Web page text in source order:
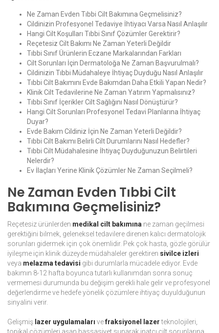
Ne Zaman Evden Tıbbi Cilt Bakımına Geçmelisiniz?
Cildinizin Profesyonel Tedaviye İhtiyacı Varsa Nasıl Anlaşılır
Hangi Cilt Koşulları Tıbbi Sınıf Çözümler Gerektirir?
Reçetesiz Cilt Bakımı Ne Zaman Yeterli Değildir
Tıbbi Sınıf Ürünlerin Eczane Markalarından Farkları
Cilt Sorunları İçin Dermatoloğa Ne Zaman Başvurulmalı?
Cildinizin Tıbbi Müdahaleye İhtiyaç Duyduğu Nasıl Anlaşılır
Tıbbi Cilt Bakımını Evde Bakımdan Daha Etkili Yapan Nedir?
Klinik Cilt Tedavilerine Ne Zaman Yatırım Yapmalısınız?
Tıbbi Sınıf İçerikler Cilt Sağlığını Nasıl Dönüştürür?
Hangi Cilt Sorunları Profesyonel Tedavi Planlarına İhtiyaç
Duyar?
Evde Bakım Cildiniz İçin Ne Zaman Yeterli Değildir?
Tıbbi Cilt Bakımı Belirli Cilt Durumlarını Nasıl Hedefler?
Tıbbi Cilt Müdahalesine İhtiyaç Duyduğunuzun Belirtileri
Nelerdir?
Ev İlaçları Yerine Klinik Çözümler Ne Zaman Seçilmeli?
Ne Zaman Evden Tıbbi Cilt
Bakımına Geçmelisiniz?
Reçetesiz ürünlerden medikal cilt bakımına ne zaman geçilmesi
gerektiğini bilmek, geleneksel tedavilere direnen kalıcı dermatolojik
sorunları gidermek için çok önemlidir. Pek çok hasta, gözle görülür
iyileşme için klinik düzeyde müdahaleler gerektiren sivilce izleri
veya melazma tedavisi gibi durumlarla mücadele ediyor. Evde
bakımın 8-12 hafta boyunca tutarlı kullanımdan sonra sonuç
vermemesi durumunda bu değişim gerekli hale gelir ve profesyonel
değerlendirme ve hedefe yönelik çözümlere ihtiyaç duyulduğunun
sinyalini verir.
Gelişmiş lazer uygulamaları vefraksiyonel lazerteknolojileri,